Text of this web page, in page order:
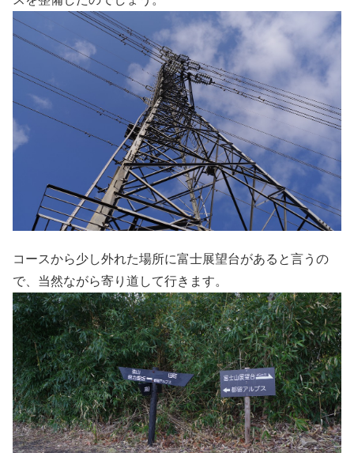
コースから少し外れた場所に富士展望台があると言うの
で、当然ながら寄り道して行きます。